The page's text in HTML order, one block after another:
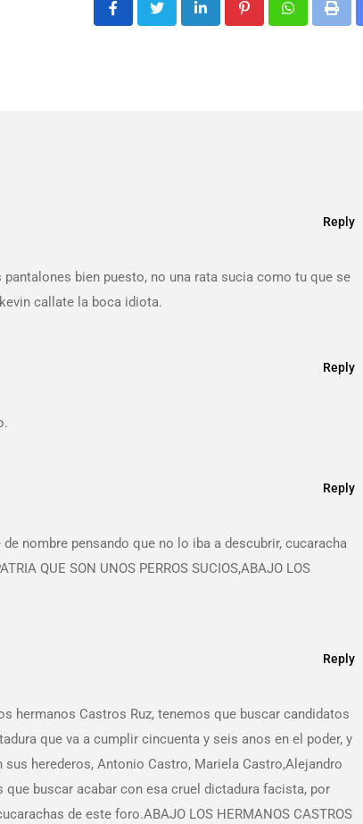
LinkedIn PinterestWhatsapp
Print
Reply
bien puesto, no una rata sucia como tu que se
callate la boca idiota.
Reply
Reply
nombre pensando que no lo iba a descubrir, cucaracha
QUE SON UNOS PERROS SUCIOS,ABAJO LOS
Reply
hermanos Castros Ruz, tenemos que buscar candidatos
que va a cumplir cincuenta y seis anos en el poder, y
herederos, Antonio Castro, Mariela Castro,Alejandro
buscar acabar con esa cruel dictadura facista, por
de este foro.ABAJO LOS HERMANOS CASTROS